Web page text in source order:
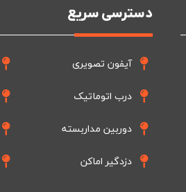
دسترسی سریع
آیفون تصویری
درب اتوماتیک
دوربین مداربسته
دزدگیر اماکن